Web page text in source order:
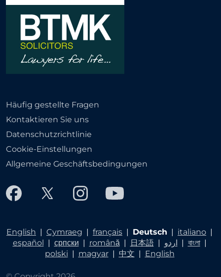
Häufig gestellte Fragen
Kontaktieren Sie uns
Datenschutzrichtlinie
Cookie-Einstellungen
Allgemeine Geschäftsbedingungen
English | Cymraeg | français | Deutsch | italiano |
español
| српски | română| 日本語| اردو | বাংলা|
polski | magyar| 中文 | English